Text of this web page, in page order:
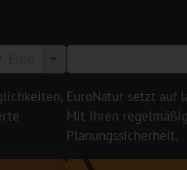
EuroNatur setzt auf
Mit Ihren
Planungssicherheit.